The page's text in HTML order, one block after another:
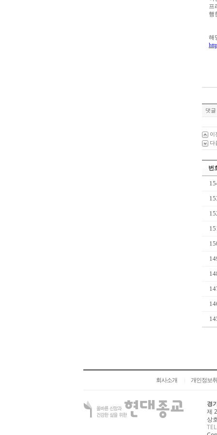
프
행
해
댓글
이
다
번
회사소개 개인정보
경
제
상